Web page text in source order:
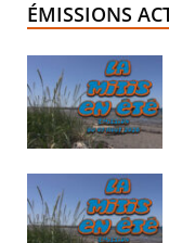
ÉMISSIONS